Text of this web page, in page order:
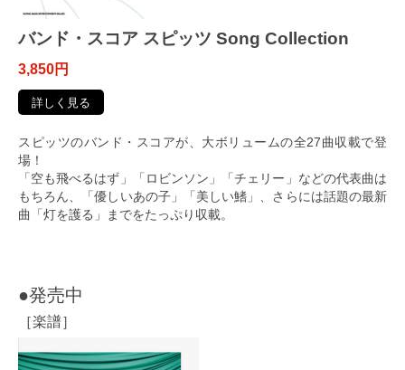
バンド・スコア スピッツ Song Collection
3,850円
詳しく見る
スピッツのバンド・スコアが、大ボリュームの全27曲収載で登
場！
「空も飛べるはず」「ロビンソン」「チェリー」などの代表曲は
もちろん、「優しいあの子」「美しい鰭」、さらには話題の最新
曲「灯を護る」までをたっぷり収載。
●発売中
［楽譜］